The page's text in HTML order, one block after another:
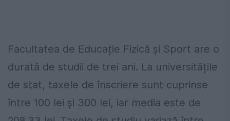
Facultatea de Educație Fizică și Sport are o
durată de studii de trei ani. La universitățile
de stat, taxele de înscriere sunt cuprinse
între 100 lei și 300 lei, iar media este de